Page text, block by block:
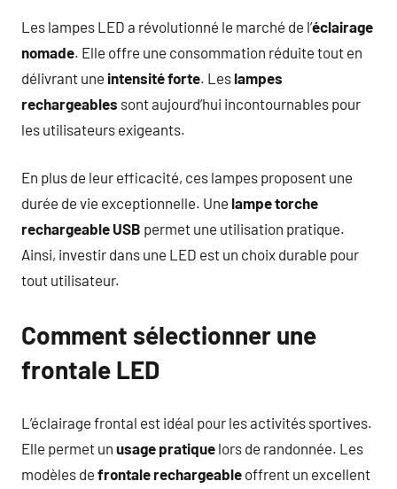
Les lampes LED a révolutionné le marché de l’éclairage
nomade. Elle offre une consommation réduite tout en
délivrant une intensité forte. Leslampes
rechargeables sont aujourd’hui incontournables pour
les utilisateurs exigeants.
En plus de leur efficacité, ces lampes proposent une
durée de vie exceptionnelle. Une lampe torche
rechargeable USB permet une utilisation pratique.
Ainsi, investir dans une LED est un choix durable pour
tout utilisateur.
Comment sélectionner une
frontale LED
L’éclairage frontal est idéal pour les activités sportives.
Elle permet un usage pratique lors de randonnée. Les
modèles de frontale rechargeable offrent un excellent